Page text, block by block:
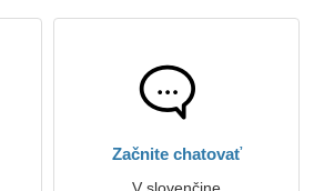
Začnite chatovať